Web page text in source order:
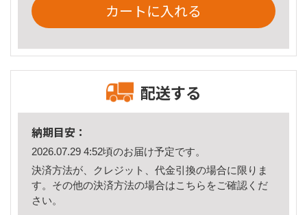
カートに入れる
配送する
納期目安：
2026.07.29 4:52頃のお届け予定です。
決済方法が、クレジット、代金引換の場合に限りま
す。その他の決済方法の場合はこちら をご確認くだ
さい。